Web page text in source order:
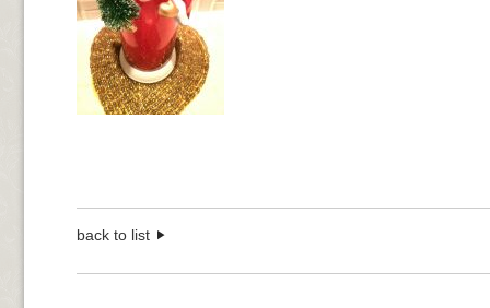
back to list